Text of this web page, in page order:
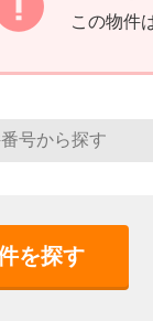
この物件
を探す